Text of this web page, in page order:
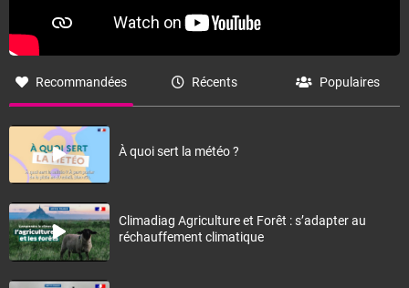
Recommandées Récents Populaires
À quoi sert la météo ?
Climadiag Agriculture et Forêt : s’adapter au
réchauffement climatique